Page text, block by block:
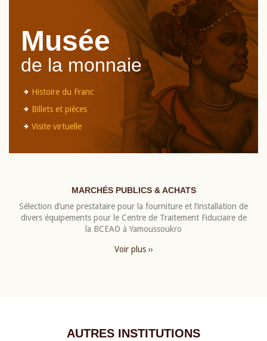
Musée
de la monnaie
Histoire du Franc
Billets et pièces
Visite virtuelle
MARCHÉS PUBLICS & ACHATS
Sélection d’une prestataire pour la fourniture et l’installation de
divers équipements pour le Centre de Traitement Fiduciaire de
la BCEAO à Yamoussoukro
Voir plus ››
AUTRES INSTITUTIONS